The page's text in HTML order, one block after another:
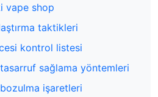
vape shop
taktikleri
kontrol listesi
sağlama yöntemleri
işaretleri